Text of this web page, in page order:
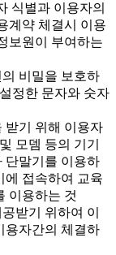
식별과 이용자의
계약 체결시 이용
보원이 부여하는
비밀을 보호하
정한 문자와 숫자
기 위해 이용자
모뎀 등의 기기
말기를 이용하
에 접속하여 교육
이용하는 것
받기 위하여 이
용자간의 체결하